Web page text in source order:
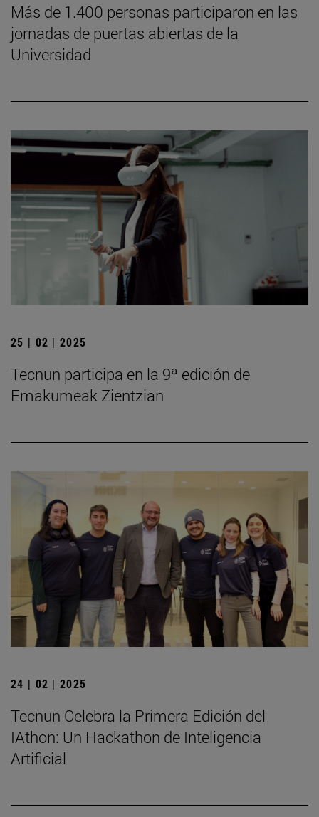
Más de 1.400 personas participaron en las
jornadas de puertas abiertas de la
Universidad
25 | 02 | 2025
Tecnun participa en la 9ª edición de
Emakumeak Zientzian
24 | 02 | 2025
Tecnun Celebra la Primera Edición del
IAthon: Un Hackathon de Inteligencia
Artificial